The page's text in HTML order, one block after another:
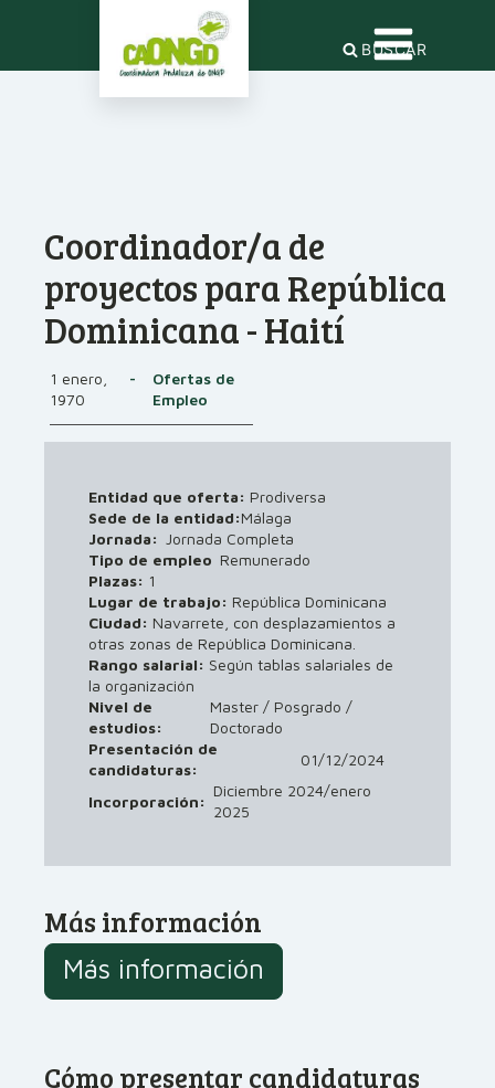
BUSCAR
Coordinador/a de
proyectos para República
Dominicana - Haití
1 enero,
1970
-
Ofertas de
Empleo
Entidad que oferta: Prodiversa
Sede de la entidad:Málaga
Jornada: Jornada Completa
Tipo de empleo Remunerado
Plazas: 1
Lugar de trabajo: República Dominicana
Ciudad: Navarrete, con desplazamientos a
otras zonas de República Dominicana.
Rango salarial: Según tablas salariales de
la organización
Nivel de
estudios:
Master / Posgrado /
Doctorado
Presentación de
candidaturas:
01/12/2024
Incorporación:
Diciembre 2024/enero
2025
Más información
Más información
Cómo presentar candidaturas